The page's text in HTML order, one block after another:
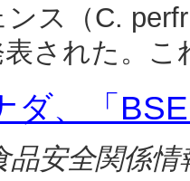
ンス（C.
された。こ
ダ、「
品安全関係情